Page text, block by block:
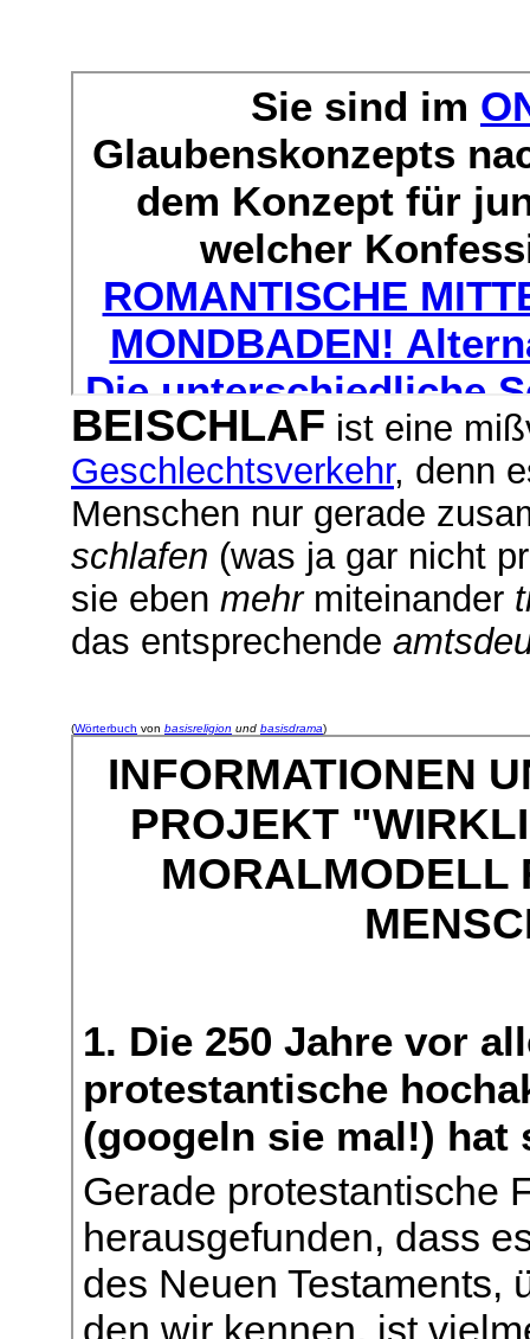
BEISCHLAF ist eine
Geschlechtsverkehr, denn
Menschen nur gerade
schlafen (was ja gar nicht
sie eben mehrmiteinander
das entsprechende
(Wörterbuch von basisreligion und basisdrama)